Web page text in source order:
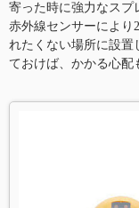
寄った時に強力なスプ
赤外線センサーにより
れたくない場所に設置
ておけば、かかる心配